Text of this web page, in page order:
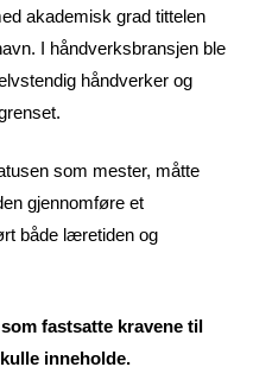
akademisk grad tittelen
I håndverksbransjen ble
håndverker og
som mester, måtte
gjennomføre et
både læretiden og
fastsatte kravene til
inneholde.